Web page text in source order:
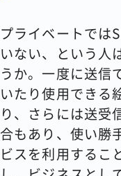
プライベートでは
いない、という人
うか。一度に送信
いたり使用できる
り、さらには送受
合もあり、使い勝
ビスを利用するこ